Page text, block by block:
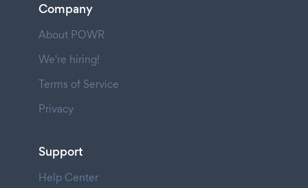
Company
About POWR
We're hiring!
Terms of Service
Privacy
Support
Help Center